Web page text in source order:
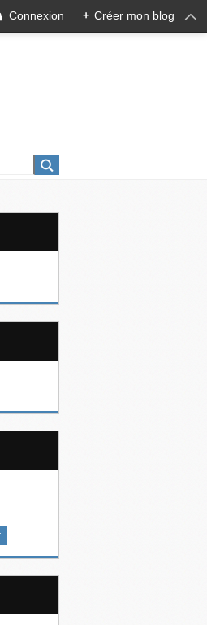
Connexion + Créer mon blog